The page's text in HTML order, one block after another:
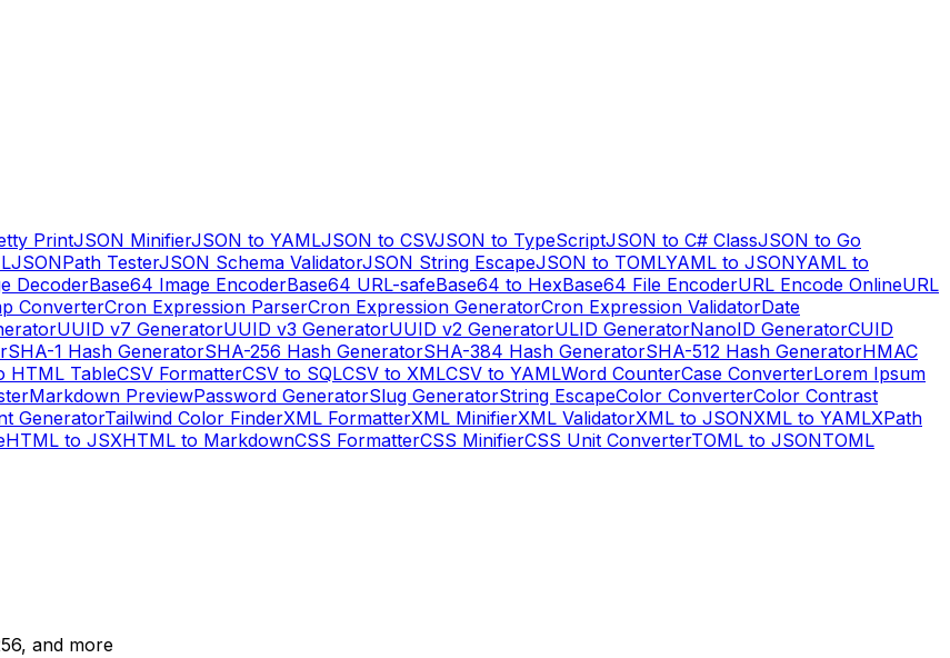
PrintJSON MinifierJSON to YAMLJSON to CSVJSON to TypeScriptJSON to C# ClassJSON to Go
JSONPath TesterJSON Schema ValidatorJSON String EscapeJSON to TOMLYAML to JSONYAML to
DecoderBase64 Image EncoderBase64 URL-safeBase64 to HexBase64 File EncoderURL Encode OnlineURL
ConverterCron Expression ParserCron Expression GeneratorCron Expression ValidatorDate
UUID v7 GeneratorUUID v3 GeneratorUUID v2 GeneratorULID GeneratorNanoID GeneratorCUID
SHA-1 Hash GeneratorSHA-256 Hash GeneratorSHA-384 Hash GeneratorSHA-512 Hash GeneratorHMAC
HTML TableCSV FormatterCSV to SQLCSV to XMLCSV to YAMLWord CounterCase ConverterLorem Ipsum
Markdown PreviewPassword GeneratorSlug GeneratorString EscapeColor ConverterColor Contrast
GeneratorTailwind Color FinderXML FormatterXML MinifierXML ValidatorXML to JSONXML to YAMLXPath
HTML to JSXHTML to MarkdownCSS FormatterCSS MinifierCSS Unit ConverterTOML to JSONTOML
and more